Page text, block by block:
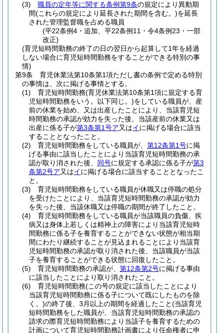
(3)
職員の定年等に関する条例第9条の規定により異動期
間(これらの規定により延長された期間を含む。)を延長
された管理監督職を占める職員
(平22条例4・追加、平22条例11・令4条例23・一部
改正)
(育児短時間勤務の終了の日の翌日から起算して1年を経過
しない場合に育児短時間勤務をすることができる特別の事
情)
第9条
育児休業法第10条第1項ただし書の条例で定める特別
の事情は、次に掲げる事情とする。
(1)
育児短時間勤務(育児休業法第10条第1項に規定する育
児短時間勤務をいう。以下同じ。)をしている職員が、産
前の休業を始め、又は出産したことにより、当該育児短
時間勤務の承認が効力を失った後、当該産前の休業又は
出産に係る子が第3条第1号ア又はイに掲げる場合に該当
することとなったこと。
(2)
育児短時間勤務をしている職員が、 第12条第1号に掲
げる事由に該当したことにより当該育児短時間勤務の承
認が取り消された後、 同号に規定する承認に係る子が第3
条第2号ア又はイに掲げる場合に該当することとなったこ
と。
(3)
育児短時間勤務をしている職員が休職又は停職の処分
を受けたことにより、当該育児短時間勤務の承認が効力
を失った後、当該休職又は停職の期間が終了したこと。
(4)
育児短時間勤務をしている職員が当該職員の負傷、疾
病又は身体上若しくは精神上の障害により当該育児短時
間勤務に係る子を養育することができない状態が相当期
間にわたり継続することが見込まれることにより当該育
児短時間勤務の承認が取り消された後、当該職員が当該
子を養育することができる状態に回復したこと。
(5)
育児短時間勤務の承認が、 第12条第2号に掲げる事由
に該当したことにより取り消されたこと。
(6)
育児短時間勤務(この号の規定に該当したことにより
当該育児短時間勤務に係る子について既にしたものを除
く。)の終了後、3月以上の期間を経過したこと(当該育児
短時間勤務をした職員が、当該育児短時間勤務の承認の
請求の際育児短時間勤務により当該子を養育するための
計画について育児短時間勤務計画書により任命権者に申